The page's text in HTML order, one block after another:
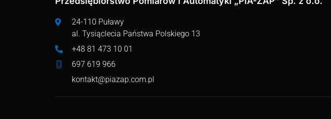
24-110 Puławy
al. Tysiąclecia Państwa Polskiego 13
+48 81 473 10 01
697 619 966
kontakt@piazap.com.pl